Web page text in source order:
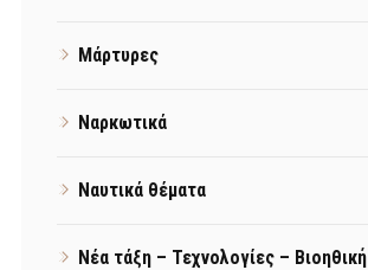
Μάρτυρες
Ναρκωτικά
Ναυτικά θέματα
Νέα τάξη – Τεχνολογίες – Βιοηθική